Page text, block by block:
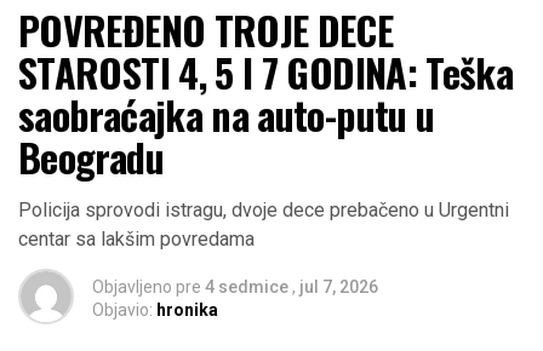
POVREĐENO TROJE DECE
STAROSTI 4, 5 I 7 GODINA: Teška
saobraćajka na auto-putu u
Beogradu
Policija sprovodi istragu, dvoje dece prebačeno u Urgentni
centar sa lakšim povredama
Objavljeno pre 4 sedmice , jul 7, 2026
Objavio: hronika